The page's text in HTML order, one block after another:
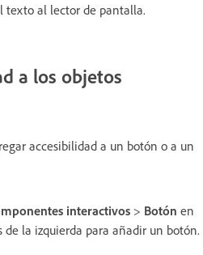
texto al lector de pantalla.
a los objetos
accesibilidad a un botón o a un
interactivos > Botón en
la izquierda para añadir un botón.